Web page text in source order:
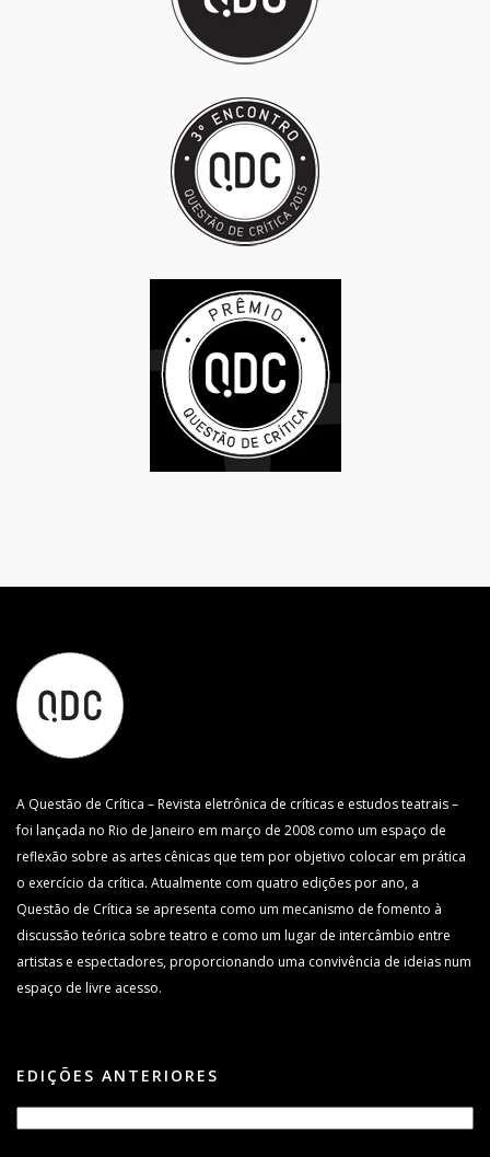
A Questão de Crítica – Revista eletrônica de críticas e estudos teatrais –
foi lançada no Rio de Janeiro em março de 2008 como um espaço de
reflexão sobre as artes cênicas que tem por objetivo colocar em prática
o exercício da crítica. Atualmente com quatro edições por ano, a
Questão de Crítica se apresenta como um mecanismo de fomento à
discussão teórica sobre teatro e como um lugar de intercâmbio entre
artistas e espectadores, proporcionando uma convivência de ideias num
espaço de livre acesso.
EDIÇÕES ANTERIORES